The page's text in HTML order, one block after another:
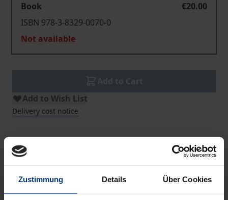
Zustimmung Details Über Cookies
Book
€20.00
ISBN 978-3-8329-0070-0
Not available
Add to Wish List
Delivery cost notice
Description
Hinter jeder als kriminell definierten Abweichung